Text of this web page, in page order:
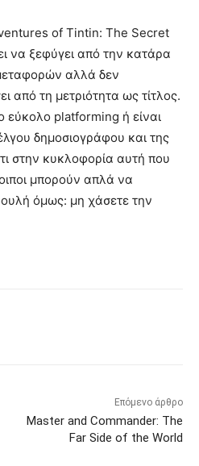
of Tintin: The Secret
να ξεφύγει από την κατάρα
αλλά δεν
από τη μετριότητα ως τίτλος.
εύκολο platforming ή είναι
δημοσιογράφου και της
στην κυκλοφορία αυτή που
μπορούν απλά να
όμως: μη χάσετε την
Επόμενο άρθρο
Master and Commander: The
Far Side of the World